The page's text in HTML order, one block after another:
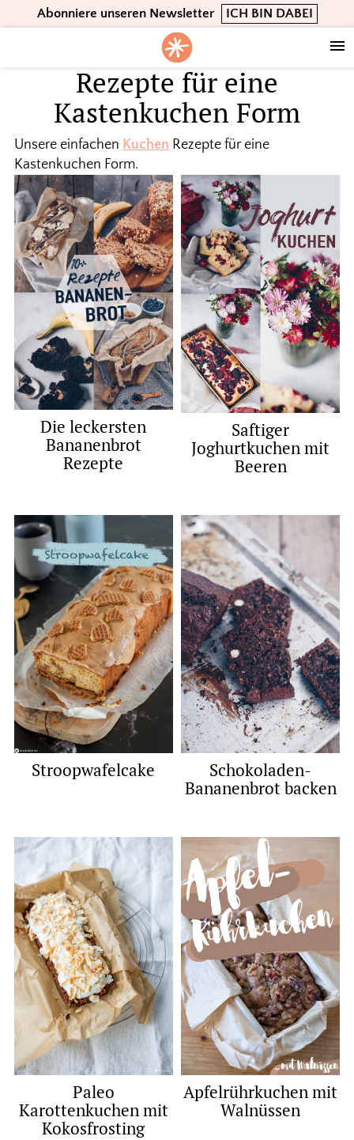
to
to
to
Abonniere unseren Newsletter ICH BIN DABEI
Rezepte für eine
Kastenkuchen Form
Unsere einfachen Kuchen Rezepte für eine
Kastenkuchen Form.
Die leckersten
Bananenbrot
Rezepte
Saftiger
Joghurtkuchen mit
Beeren
Stroopwafelcake
Schokoladen-
Bananenbrot backen
Paleo
Karottenkuchen mit
Kokosfrosting
Apfelrührkuchen mit
Walnüssen